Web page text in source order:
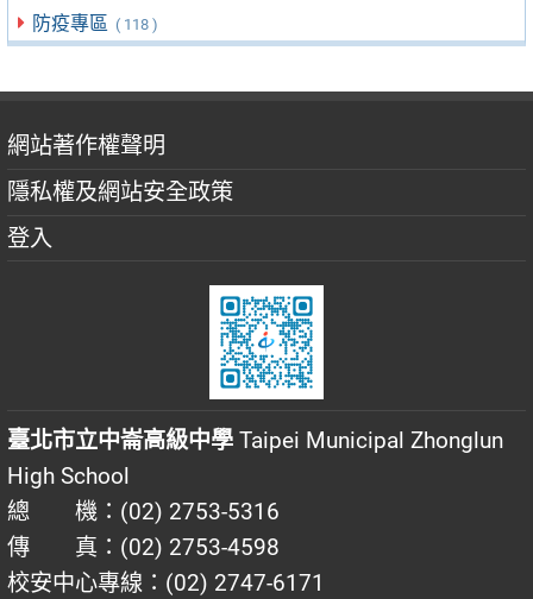
防疫專區 ( 118 )
網站著作權聲明
隱私權及網站安全政策
登入
臺北市立中崙高級中學 Taipei Municipal Zhonglun
High School
總 機：(02) 2753-5316
傳 真：(02) 2753-4598
校安中心專線：(02) 2747-6171